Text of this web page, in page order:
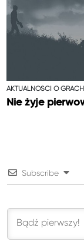
AKTUALNOŚCI O
Nie żyje
Subscribe